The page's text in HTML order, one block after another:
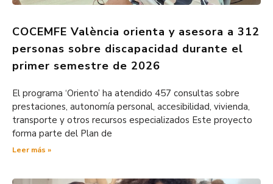
COCEMFE València orienta y asesora a 312
personas sobre discapacidad durante el
primer semestre de 2026
El programa ‘Oriento’ ha atendido 457 consultas sobre
prestaciones, autonomía personal, accesibilidad, vivienda,
transporte y otros recursos especializados Este proyecto
forma parte del Plan de
Leer más »